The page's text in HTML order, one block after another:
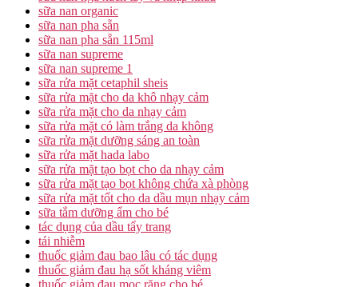
sữa nan organic
sữa nan pha sẵn
sữa nan pha sẵn 115ml
sữa nan supreme
sữa nan supreme 1
sữa rửa mặt cetaphil sheis
sữa rửa mặt cho da khô nhạy cảm
sữa rửa mặt cho da nhạy cảm
sữa rửa mặt có làm trắng da không
sữa rửa mặt dưỡng sáng an toàn
sữa rửa mặt hada labo
sữa rửa mặt tạo bọt cho da nhạy cảm
sữa rửa mặt tạo bọt không chứa xà phòng
sữa rửa mặt tốt cho da dầu mụn nhạy cảm
sữa tắm dưỡng ẩm cho bé
tác dụng của dầu tẩy trang
tái nhiễm
thuốc giảm đau bao lâu có tác dụng
thuốc giảm đau hạ sốt kháng viêm
thuốc giảm đau mọc răng cho bé